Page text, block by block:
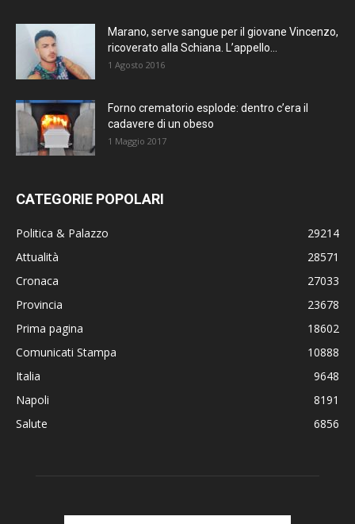
Marano, serve sangue per il giovane Vincenzo,
ricoverato alla Schiana. L’appello...
1 Agosto 2016
Forno crematorio esplode: dentro c’era il
cadavere di un obeso
1 Maggio 2017
CATEGORIE POPOLARI
Politica & Palazzo
29214
Attualità
28571
Cronaca
27033
Provincia
23678
Prima pagina
18602
Comunicati Stampa
10888
Italia
9648
Napoli
8191
Salute
6856
TERRANOSTRA NEWS